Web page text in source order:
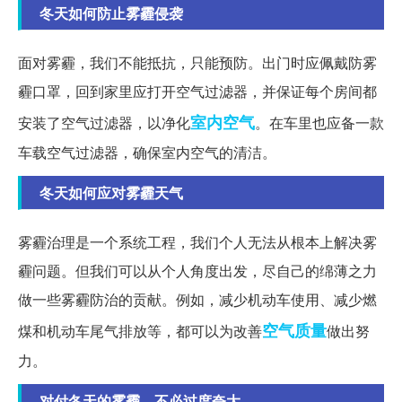
冬天如何防止雾霾侵袭
面对雾霾，我们不能抵抗，只能预防。出门时应佩戴防雾
霾口罩，回到家里应打开空气过滤器，并保证每个房间都
安装了空气过滤器，以净化室内空气。在车里也应备一款
车载空气过滤器，确保室内空气的清洁。
冬天如何应对雾霾天气
雾霾治理是一个系统工程，我们个人无法从根本上解决雾
霾问题。但我们可以从个人角度出发，尽自己的绵薄之力
做一些雾霾防治的贡献。例如，减少机动车使用、减少燃
煤和机动车尾气排放等，都可以为改善空气质量做出努
力。